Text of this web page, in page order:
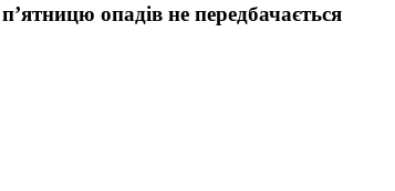
опадів не передбачається